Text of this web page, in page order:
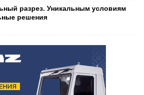
разрез. Уникальным условиям
решения